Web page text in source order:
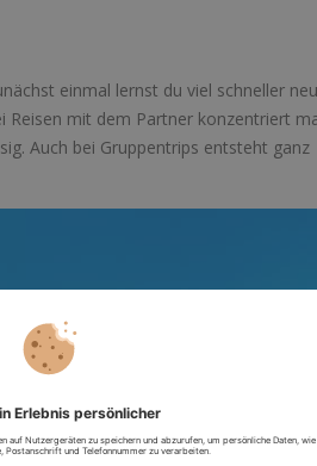
einmal lernst du viel schneller
Reisen mit dem Partner konzentriert
Auch bei Gruppentrips entsteht ganz